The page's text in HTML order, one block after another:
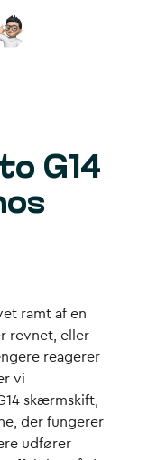
G14
ramt af en
revnet, eller
reagerer
vi
skærmskift,
der fungerer
udfører